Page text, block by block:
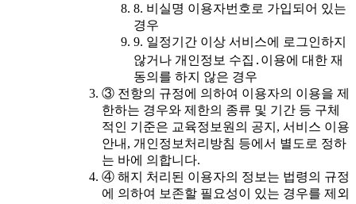
8. 비실명 이용자번호로 가입되어 있는
경우
9. 일정기간 이상 서비스에 로그인하지
않거나 개인정보 수집․이용에 대한 재
동의를 하지 않은 경우
③ 전항의 규정에 의하여 이용자의 이용을 제
한하는 경우와 제한의 종류 및 기간 등 구체
적인 기준은 교육정보원의 공지, 서비스 이용
안내, 개인정보처리방침 등에서 별도로 정하
는 바에 의합니다.
④ 해지 처리된 이용자의 정보는 법령의 규정
에 의하여 보존할 필요성이 있는 경우를 제외